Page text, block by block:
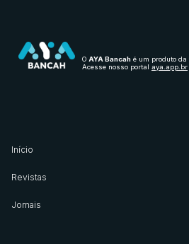
O AYA Bancah é um produto da
Acesse nosso portal aya.app.br
Início
Revistas
Jornais